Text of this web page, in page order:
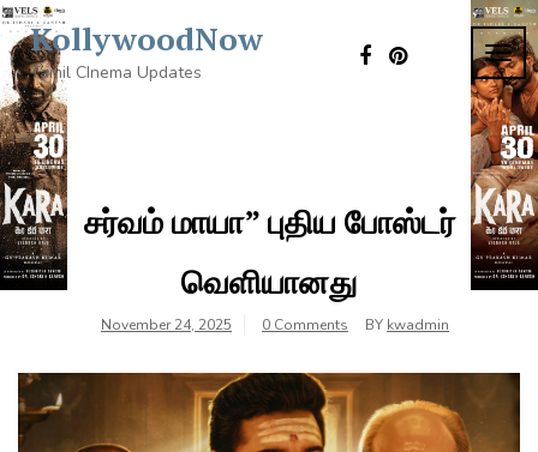
Skip
to
content
KollywoodNow
Tamil CInema Updates
சர்வம் மாயா” புதிய போஸ்டர்
வெளியானது
November 24, 2025 0 Comments BY kwadmin